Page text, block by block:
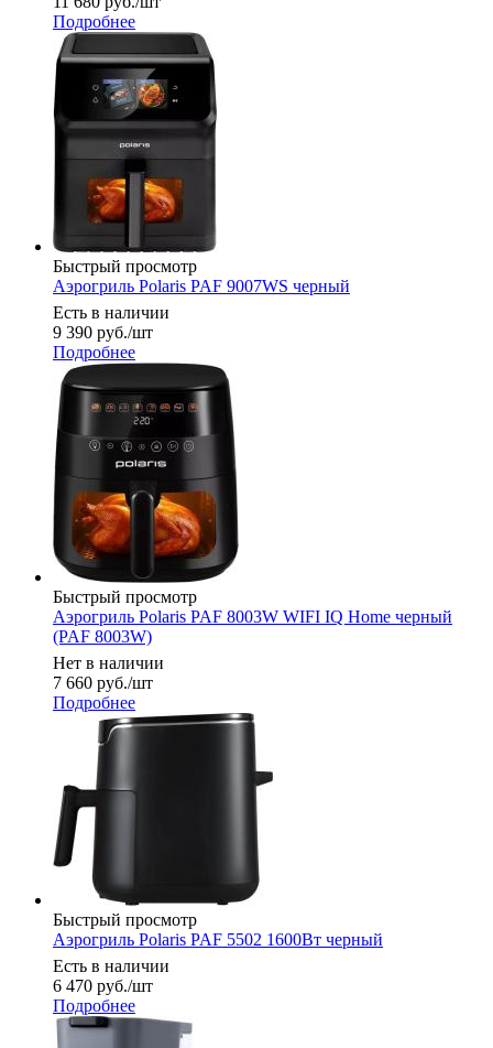
Подробнее
Быстрый просмотр
Аэрогриль Polaris PAF 9007WS черный
Есть в наличии
9 390 руб./шт
Подробнее
Быстрый просмотр
Аэрогриль Polaris PAF 8003W WIFI IQ Home черный
(PAF 8003W)
Нет в наличии
7 660 руб./шт
Подробнее
Быстрый просмотр
Аэрогриль Polaris PAF 5502 1600Вт черный
Есть в наличии
6 470 руб./шт
Подробнее